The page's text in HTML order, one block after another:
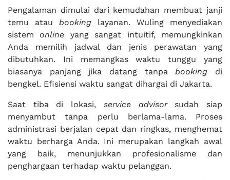
Pengalaman dimulai dari kemudahan membuat janji
temu atau booking layanan. Wuling menyediakan
sistem online yang sangat intuitif, memungkinkan
Anda memilih jadwal dan jenis perawatan yang
dibutuhkan. Ini memangkas waktu tunggu yang
biasanya panjang jika datang tanpabooking di
bengkel. Efisiensi waktu sangat dihargai di Jakarta.
Saat tiba di lokasi, service advisorsudah siap
menyambut tanpa perlu berlama-lama. Proses
administrasi berjalan cepat dan ringkas, menghemat
waktu berharga Anda. Ini merupakan langkah awal
yang baik, menunjukkan profesionalisme dan
penghargaan terhadap waktu pelanggan.